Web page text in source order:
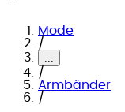
Mode
/
...
/
Armbänder
/